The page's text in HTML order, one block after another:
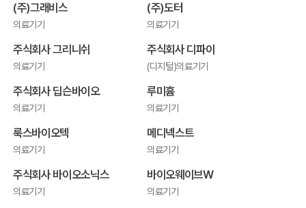
(주)그래비스
의료기기
(주)도터
의료기기
주식회사 그리니쉬
의료기기
주식회사 디파이
(디지털)의료기기
주식회사 딥슨바이오
의료기기
루미흄
의료기기
룩스바이오텍
의료기기
메디넥스트
의료기기
주식회사 바이오소닉스
의료기기
바이오웨이브W
의료기기